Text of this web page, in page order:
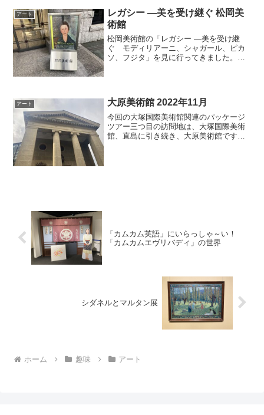
生の故郷ということもあ...
アート
レガシー ―美を受け継ぐ 松岡美
術館
松岡美術館の「レガシー ―美を受け継
ぐ モディリアーニ、シャガール、ピカ
ソ、フジタ」を見に行ってきました。自
目なので目新...
アート 大原美術館 2022年11月
今回の大塚国際美術館関連のパッケージ
ツアー三つ目の訪問地は、大塚国際美術
館、直島に引き続き、大原美術館です。
「カムカム英語」にいらっしゃ～い！
「カムカムエヴリバディ」の世界
シダネルとマルタン展
ホーム 趣味 アート